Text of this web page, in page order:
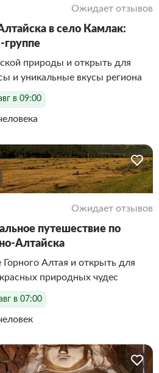
Ожидает отзывов
в село Камлак:
группе
природы и открыть для
и уникальные вкусы региона
в 09:00
Ожидает отзывов
путешествие по
Алтайска
Горного Алтая и открыть для
природных чудес
в 07:00